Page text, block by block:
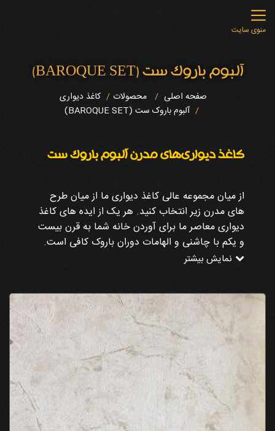
منوی سایت
آلبوم باروک ست (BAROQUE SET)
صفحه اصلی
محصولات
کاغذ دیواری
آلبوم باروک ست (BAROQUE SET)
کاغذ دیواری‌های مدرن آلبوم باروک ست
از میان مجموعه عالی کاغذ دیواری ما از میان طرح
های مدرن زیر انتخاب کنید. هر یک از ایده های کاغذ
دیواری معاصر ما برای آوردن خانه شما به قرن بیست
و یکم با چاشنی و الهامات دوران باروک کافی است.
منحصربه‌فرد و زیبا، با انتخاب کاغذ دیواری مدرن، یک
طرح‌های بدیع را، با مبلمانی به همان اندازه جسور و
برجسته ترکیب کنید تا ظاهر دکوراسیون داخلی خانه
خود را تکمیل کنید.
نمایش بیشتر